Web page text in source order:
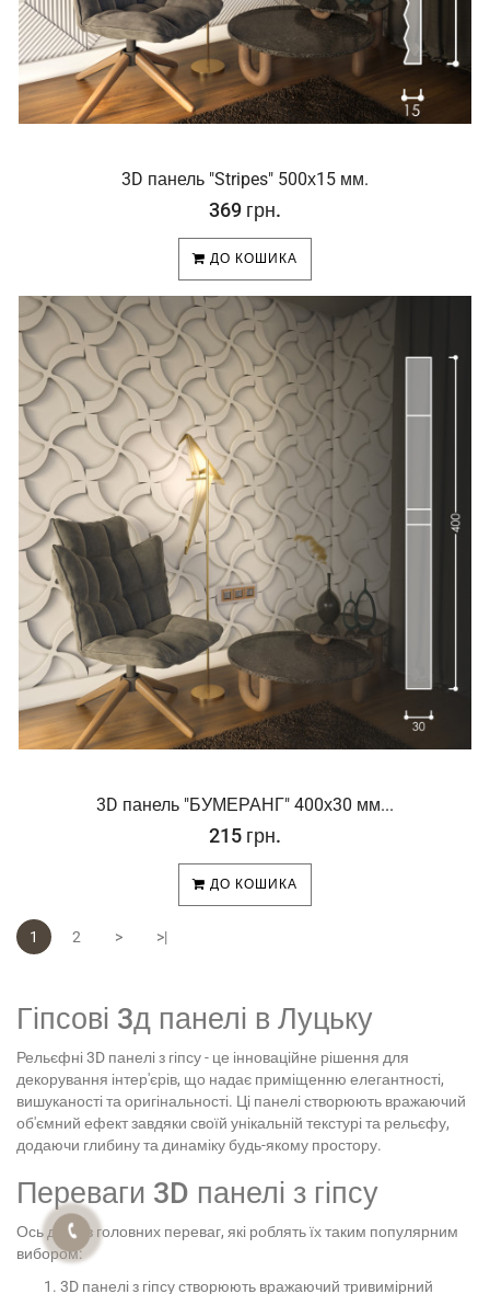
3D панель "Stripes" 500х15 мм.
369 грн.
ДО КОШИКА
3D панель "БУМЕРАНГ" 400х30 мм...
215 грн.
ДО КОШИКА
1 2 > >|
Гіпсові 3д панелі в Луцьку
Рельєфні 3D панелі з гіпсу - це інноваційне рішення для
декорування інтер'єрів, що надає приміщенню елегантності,
вишуканості та оригінальності. Ці панелі створюють вражаючий
об'ємний ефект завдяки своїй унікальній текстурі та рельєфу,
додаючи глибину та динаміку будь-якому простору.
Переваги 3D панелі з гіпсу
Ось деякі з головних переваг, які роблять їх таким популярним
вибором:
3D панелі з гіпсу створюють вражаючий тривимірний